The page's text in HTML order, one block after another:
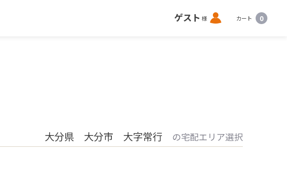
ゲスト 様 ロ
グ
カート 0
大分県 大分市 大字常行 の宅配エリア選択